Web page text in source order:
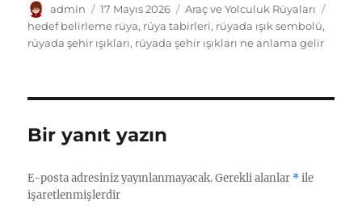
Yazar
admin
Yayın
tarihi
17 Mayıs 2026 Kategoriler
Araç ve Yolculuk Rüyaları
hedef belirleme rüya, rüya tabirleri, rüyada ışık sembolü,
rüyada şehir ışıkları, rüyada şehir ışıkları ne anlama gelir
Bir yanıt yazın
E-posta adresiniz yayınlanmayacak. Gerekli alanlar *ile
işaretlenmişlerdir